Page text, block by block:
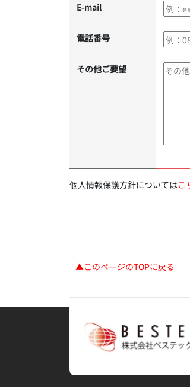
E-mail
電話番号
その他ご要望
個人情報保護方針についてはこ
▲このページのTOPに戻る